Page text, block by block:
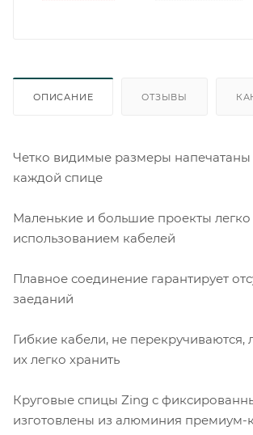
ОПИСАНИЕ ОТЗЫВЫ
Четко видимые размеры напечатаны
каждой спице
Маленькие и большие проекты легко
использованием кабелей
Плавное соединение гарантирует
заеданий
Гибкие кабели, не перекручиваются,
их легко хранить
Круговые спицы Zing с
изготовлены из алюминия премиум-